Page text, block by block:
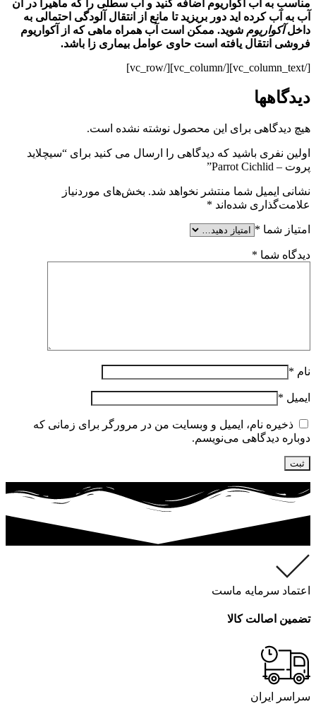
مناسب به آب آکواریوم اضافه کنید و آب سطلی را که ماهیرا در آن
آب به آب کرده اید دور بریزید تا مانع از انتقال آلودگی احتمالی به
داخلآکواریوم شوید. ممکن است آب همراه ماهی که از
آکواریوم
فروشی انتقال یافته است حاوی عوامل بیماری زا باشد.
[/vc_column_text][/vc_column][/vc_row]
دیدگاهها
هیچ دیدگاهی برای این محصول نوشته نشده است.
اولین نفری باشید که دیدگاهی را ارسال می کنید برای “سیچلاید
پروت – Parrot Cichlid”
نشانی ایمیل شما منتشر نخواهد شد. بخش‌های موردنیاز
علامت‌گذاری شده‌اند *
امتیاز شما *
دیدگاه شما *
نام *
ایمیل *
ذخیره نام، ایمیل و وبسایت من در مرورگر برای زمانی که
دوباره دیدگاهی می‌نویسم.
اعتماد سرمایه ماست
تضمین اصالت کالا
سراسر ایران